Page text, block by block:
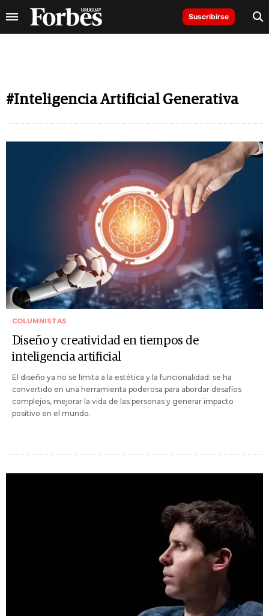
Suscribirse
#Inteligencia Artificial Generativa
COLUMNISTAS
Diseño y creatividad en tiempos de
inteligencia artificial
El diseño ya no se limita a la estética y la funcionalidad: se ha
convertido en una herramienta poderosa para abordar desafíos
complejos, mejorar la vida de las personas y generar impacto
positivo en el mundo.